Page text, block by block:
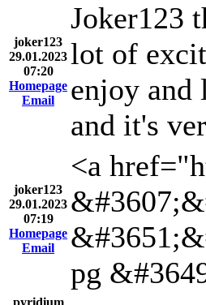
joker123
29.01.2023
07:20
Homepage
Email
Joker123
lot of
enjoy and
and it's
joker123
29.01.2023
07:19
Homepage
Email
<a
pg